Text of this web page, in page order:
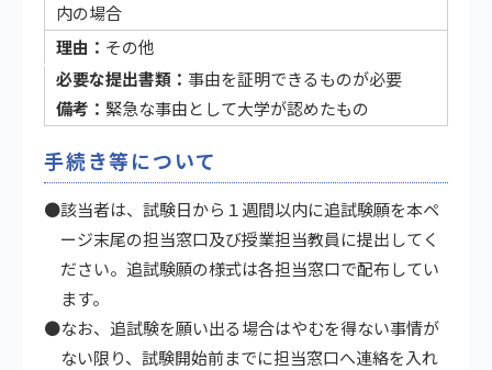
内の場合
その他
事由を証明できるものが必要
緊急な事由として大学が認めたもの
手続き等について
●該当者は、試験日から１週間以内に追試験願を本ペ
ージ末尾の担当窓口及び授業担当教員に提出してく
ださい。追試験願の様式は各担当窓口で配布してい
ます。
●なお、追試験を願い出る場合はやむを得ない事情が
ない限り、試験開始前までに担当窓口へ連絡を入れ